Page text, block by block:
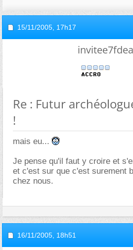
15/11/2005, 17h17
Re : Futur
!
mais eu...
Je pense qu'il faut y croire et
et c'est sur que c'est surement
chez nous.
16/11/2005, 18h51